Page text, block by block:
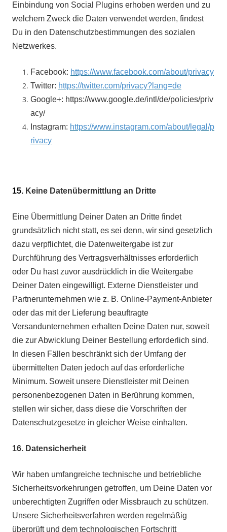
Einbindung von Social Plugins erhoben werden und zu
welchem Zweck die Daten verwendet werden, findest
Du in den Datenschutzbestimmungen des sozialen
Netzwerkes.
Facebook: https://www.facebook.com/about/privacy
Twitter: https://twitter.com/privacy?lang=de
Google+: https://www.google.de/intl/de/policies/priv
acy/
Instagram: https://www.instagram.com/about/legal/p
rivacy
15. Keine Datenübermittlung an Dritte
Eine Übermittlung Deiner Daten an Dritte findet
grundsätzlich nicht statt, es sei denn, wir sind gesetzlich
dazu verpflichtet, die Datenweitergabe ist zur
Durchführung des Vertragsverhältnisses erforderlich
oder Du hast zuvor ausdrücklich in die Weitergabe
Deiner Daten eingewilligt. Externe Dienstleister und
Partnerunternehmen wie z. B. Online-Payment-Anbieter
oder das mit der Lieferung beauftragte
Versandunternehmen erhalten Deine Daten nur, soweit
die zur Abwicklung Deiner Bestellung erforderlich sind.
In diesen Fällen beschränkt sich der Umfang der
übermittelten Daten jedoch auf das erforderliche
Minimum. Soweit unsere Dienstleister mit Deinen
personenbezogenen Daten in Berührung kommen,
stellen wir sicher, dass diese die Vorschriften der
Datenschutzgesetze in gleicher Weise einhalten.
16. Datensicherheit
Wir haben umfangreiche technische und betriebliche
Sicherheitsvorkehrungen getroffen, um Deine Daten vor
unberechtigten Zugriffen oder Missbrauch zu schützen.
Unsere Sicherheitsverfahren werden regelmäßig
überprüft und dem technologischen Fortschritt